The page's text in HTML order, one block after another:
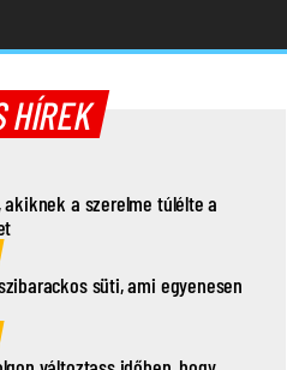
HÍREK
akiknek a szerelme túlélte a
süti, ami egyenesen